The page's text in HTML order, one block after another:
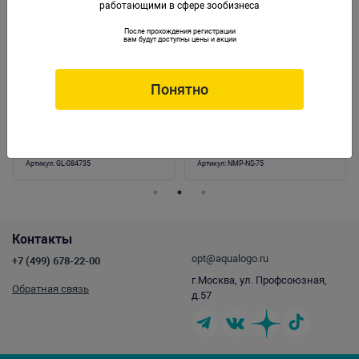
Артикул: GL-084735 Артикул: NMP-NS-75
Контакты
+7 (499) 678-22-00
Обратная связь
opt@aqualogo.ru
г.Москва, ул. Профсоюзная,
д.57
работающими в сфере зообизнеса
После прохождения регистрации
вам будут доступны цены и акции
Понятно